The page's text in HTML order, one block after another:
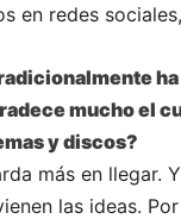
en redes
mucho el
y discos?
más en
las ideas.